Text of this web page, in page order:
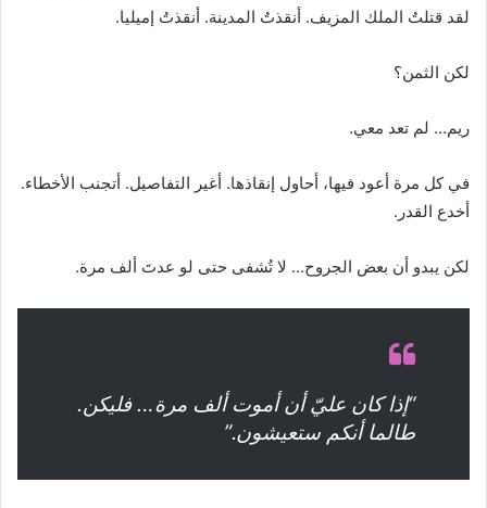
لقد قتلتُ الملك المزيف. أنقذتُ المدينة. أنقذتُ إميليا.
لكن الثمن؟
ريم… لم تعد معي.
في كل مرة أعود فيها، أحاول إنقاذها. أغير التفاصيل. أتجنب الأخطاء.
أخدع القدر.
لكن يبدو أن بعض الجروح… لا تُشفى حتى لو عدتَ ألف مرة.
“إذا كان عليّ أن أموت ألف مرة… فليكن.
طالما أنكم ستعيشون.”